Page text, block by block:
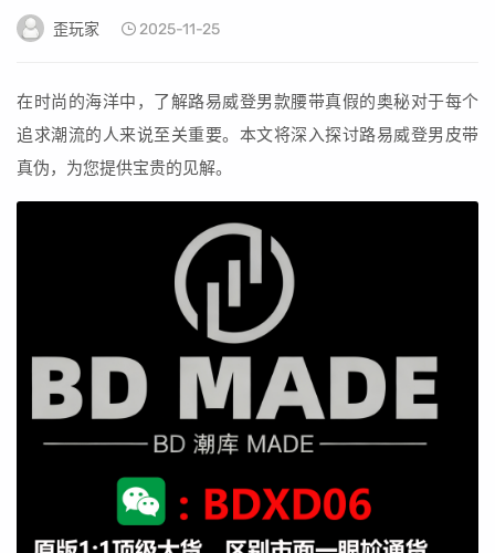
歪玩家 2025-11-25
在时尚的海洋中，了解路易威登男款腰带真假的奥秘对于每个
追求潮流的人来说至关重要。本文将深入探讨路易威登男皮带
真伪，为您提供宝贵的见解。